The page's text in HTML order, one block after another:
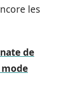
les
de